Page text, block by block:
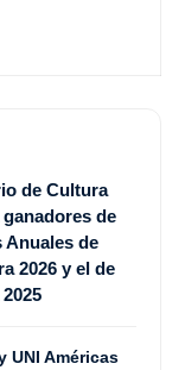
de Cultura
de
Anuales de
2026 y el de
UNI Américas